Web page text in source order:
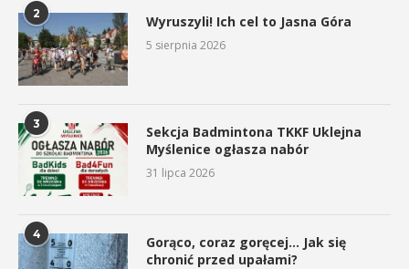
2 Wyruszyli! Ich cel to Jasna Góra
5 sierpnia 2026
3
Sekcja Badmintona TKKF Uklejna
Myślenice ogłasza nabór
31 lipca 2026
4
Gorąco, coraz goręcej… Jak się
chronić przed upałami?